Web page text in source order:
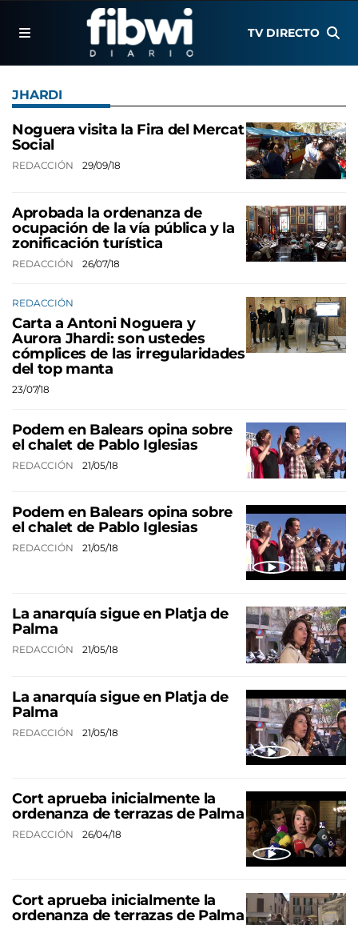
TV DIRECTO
JHARDI
Noguera visita la Fira del Mercat
Social
REDACCIÓN 29/09/18
Aprobada la ordenanza de
ocupación de la vía pública y la
zonificación turística
REDACCIÓN 26/07/18
REDACCIÓN
Carta a Antoni Noguera y
Aurora Jhardi: son ustedes
cómplices de las irregularidades
del top manta
23/07/18
Podem en Balears opina sobre
el chalet de Pablo Iglesias
REDACCIÓN 21/05/18
Podem en Balears opina sobre
el chalet de Pablo Iglesias
REDACCIÓN 21/05/18
La anarquía sigue en Platja de
Palma
REDACCIÓN 21/05/18
La anarquía sigue en Platja de
Palma
REDACCIÓN 21/05/18
Cort aprueba inicialmente la
ordenanza de terrazas de Palma
REDACCIÓN 26/04/18
Cort aprueba inicialmente la
ordenanza de terrazas de Palma